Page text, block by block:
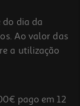
do dia da
Ao valor das
a utilização
pago em 12